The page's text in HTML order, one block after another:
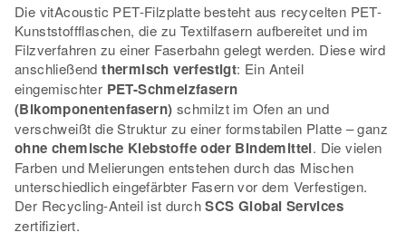
Die vitAcoustic PET-Filzplatte besteht aus recycelten PET-
Kunststoffflaschen, die zu Textilfasern aufbereitet und im
Filzverfahren zu einer Faserbahn gelegt werden. Diese wird
anschließendthermisch verfestigt: Ein Anteil
eingemischter PET-Schmelzfasern
(Bikomponentenfasern) schmilzt im Ofen an und
verschweißt die Struktur zu einer formstabilen Platte – ganz
ohne chemische Klebstoffe oder Bindemittel. Die vielen
Farben und Melierungen entstehen durch das Mischen
unterschiedlich eingefärbter Fasern vor dem Verfestigen.
Der Recycling-Anteil ist durchSCS Global Services
zertifiziert.